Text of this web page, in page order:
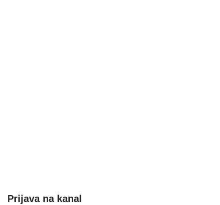
Prijava na kanal